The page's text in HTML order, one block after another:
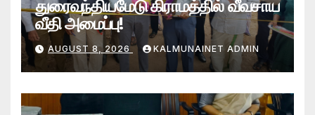
துரைவந்தியமேடு கிராமத்தில் வீவசாய
வீதி அமைப்பு!
AUGUST 8, 2026 KALMUNAINET ADMIN